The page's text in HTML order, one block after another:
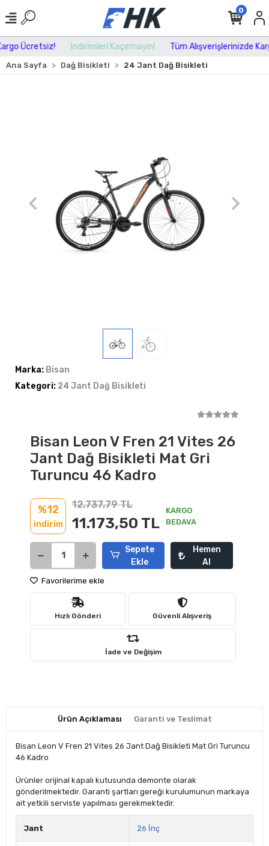
Ücretsiz! İndirimleri Kaçırmayın! Tüm Alışverişlerinizde
0
Ana Sayfa Dağ Bisikleti 24 Jant Dağ Bisikleti
Marka: Bisan
Kategori: 24 Jant Dağ Bisikleti
Bisan Leon V Fren 21 Vites 26
Jant Dağ Bisikleti Mat Gri
Turuncu 46 Kadro
%12
indirim
12.737,79 TL
11.173,50 TL
KARGO
BEDAVA
Sepete
Ekle
Hemen
Al
Favorilerime ekle
Hızlı Gönderi Güvenli Alışveriş
İade ve Değişim
Ürün Açıklaması Garanti ve Teslimat
Bisan Leon V Fren 21 Vites 26 Jant Dağ Bisikleti Mat Gri Turuncu
46 Kadro
Ürünler orijinal kapalı kutusunda demonte olarak
gönderilmektedir. Garanti şartları gereği kurulumunun markaya
ait yetkili serviste yapılması gerekmektedir.
Jant 26 İnç